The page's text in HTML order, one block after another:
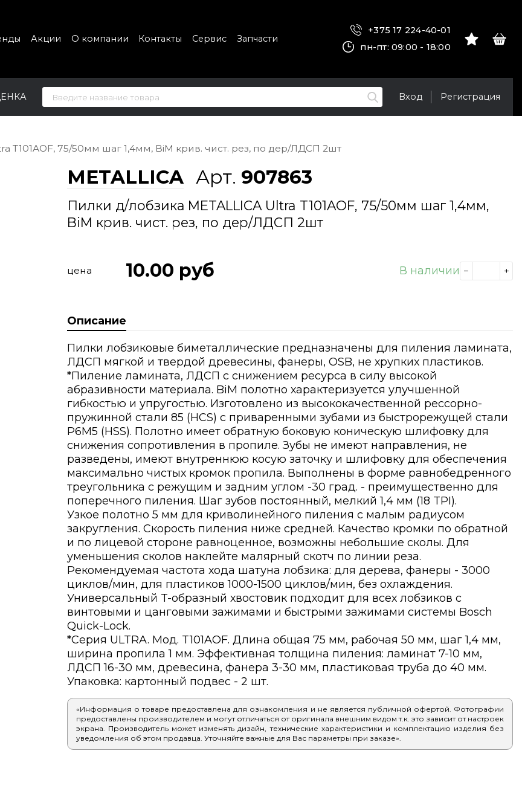
Акции О компании Контакты Сервис Запчасти
+375 17 224-40-01
пн-пт: 09:00 - 18:00
Вход Регистрация
T101AOF, 75/50мм шаг 1,4мм, BiM крив. чист. рез, по дер/ЛДСП 2шт
METALLICA Арт. 907863
Пилки д/лобзика METALLICA Ultra T101AOF, 75/50мм шаг 1,4мм,
BiM крив. чист. рез, по дер/ЛДСП 2шт
цена 10.00 руб В наличии
Описание
Пилки лобзиковые биметаллические предназначены для пиления ламината,
ЛДСП мягкой и твердой древесины, фанеры, OSB, не хрупких пластиков.
*Пиление ламината, ЛДСП с снижением ресурса в силу высокой
абразивности материала. BiM полотно характеризуется улучшенной
гибкостью и упругостью. Изготовлено из высококачественной рессорно-
пружинной стали 85 (HCS) с приваренными зубами из быстрорежущей стали
Р6М5 (HSS). Полотно имеет обратную боковую коническую шлифовку для
снижения сопротивления в пропиле. Зубы не имеют направления, не
разведены, имеют внутреннюю косую заточку и шлифовку для обеспечения
максимально чистых кромок пропила. Выполнены в форме равнобедренного
треугольника с режущим и задним углом -30 град. - преимущественно для
поперечного пиления. Шаг зубов постоянный, мелкий 1,4 мм (18 TPI).
Узкое полотно 5 мм для криволинейного пиления с малым радиусом
закругления. Скорость пиления ниже средней. Качество кромки по обратной
и по лицевой стороне равноценное, возможны небольшие сколы. Для
уменьшения сколов наклейте малярный скотч по линии реза.
Рекомендуемая частота хода шатуна лобзика: для дерева, фанеры - 3000
циклов/мин, для пластиков 1000-1500 циклов/мин, без охлаждения.
Универсальный T-образный хвостовик подходит для всех лобзиков с
винтовыми и цанговыми зажимами и быстрыми зажимами системы Bosch
Quick-Lock.
*Серия ULTRA. Мод. T101AOF. Длина общая 75 мм, рабочая 50 мм, шаг 1,4 мм,
ширина пропила 1 мм. Эффективная толщина пиления: ламинат 7-10 мм,
ЛДСП 16-30 мм, древесина, фанера 3-30 мм, пластиковая труба до 40 мм.
Упаковка: картонный подвес - 2 шт.
«Информация о товаре предоставлена для ознакомления и не является публичной офертой. Фотографии
предоставлены производителем и могут отличаться от оригинала внешним видом т.к. это зависит от настроек
экрана. Производитель может изменять дизайн, технические характеристики и комплектацию изделия без
уведомления об этом продавца. Уточняйте важные для Вас параметры при заказе».